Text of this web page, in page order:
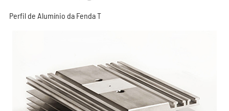
Perfil de Alumínio da Fenda T